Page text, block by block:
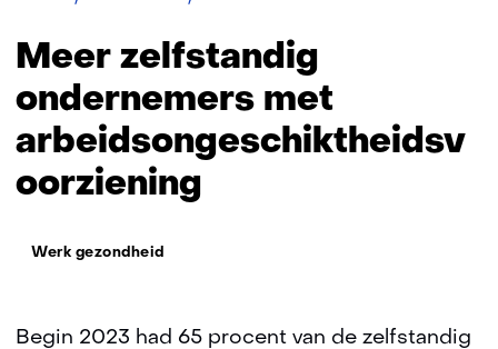
ondernemers
met
arbeidsongeschiktheidsvoorziening
Meer zelfstandig
ondernemers met
arbeidsongeschiktheidsv
oorziening
Thema:
Werk gezondheid
Begin 2023 had 65 procent van de zelfstandig